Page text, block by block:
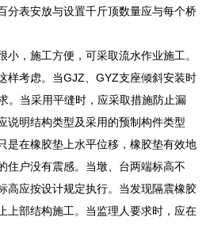
分表安放与设置千斤顶数量应与每个桥
小，施工方便，可采取流水作业施工。
样考虑。当GJZ、GYZ支座倾斜安装时
。当采用平缝时，应采取措施防止漏
说明结构类型及采用的预制构件类型
是在橡胶垫上水平位移，橡胶垫有效地
住户没有震感。当墩、台两端标高不
高应按设计规定执行。当发现隔震橡胶
上部结构施工。当监理人要求时，应在